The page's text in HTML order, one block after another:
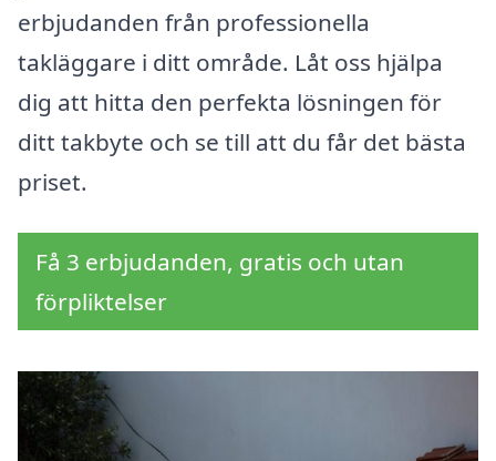
erbjudanden från professionella
takläggare i ditt område. Låt oss hjälpa
dig att hitta den perfekta lösningen för
ditt takbyte och se till att du får det bästa
priset.
Få 3 erbjudanden, gratis och utan
förpliktelser